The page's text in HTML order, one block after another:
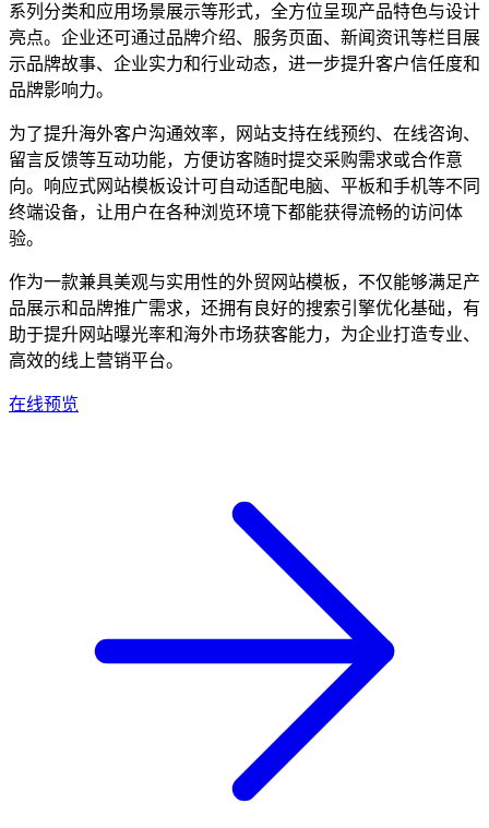
系列分类和应用场景展示等形式，全方位呈现产品特色与设计
亮点。企业还可通过品牌介绍、服务页面、新闻资讯等栏目展
示品牌故事、企业实力和行业动态，进一步提升客户信任度和
品牌影响力。
为了提升海外客户沟通效率，网站支持在线预约、在线咨询、
留言反馈等互动功能，方便访客随时提交采购需求或合作意
向。响应式网站模板设计可自动适配电脑、平板和手机等不同
终端设备，让用户在各种浏览环境下都能获得流畅的访问体
验。
作为一款兼具美观与实用性的外贸网站模板，不仅能够满足产
品展示和品牌推广需求，还拥有良好的搜索引擎优化基础，有
助于提升网站曝光率和海外市场获客能力，为企业打造专业、
高效的线上营销平台。
在线预览